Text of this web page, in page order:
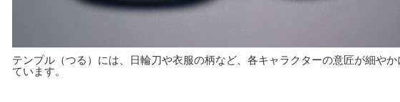
テンプル（つる）には、日輪刀や衣服の柄など、各キャラクターの意匠が細や
ています。